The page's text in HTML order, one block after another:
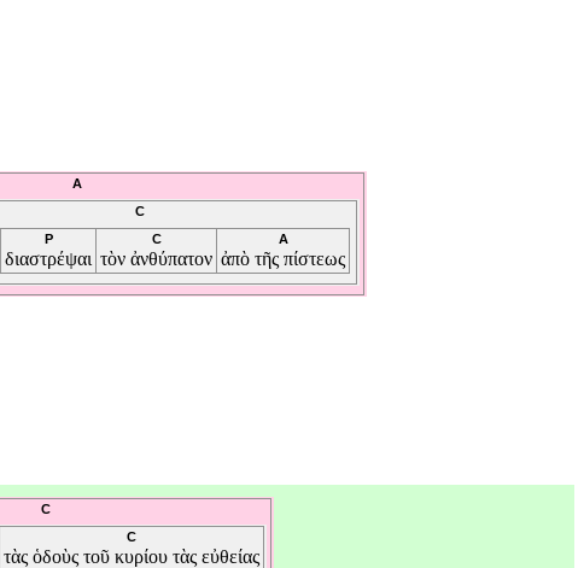
A
C
P
διαστρέψαι
C
τὸν ἀνθύπατον
A
ἀπὸ τῆς πίστεως
C
C
τὰς ὁδοὺς τοῦ κυρίου τὰς εὐθείας